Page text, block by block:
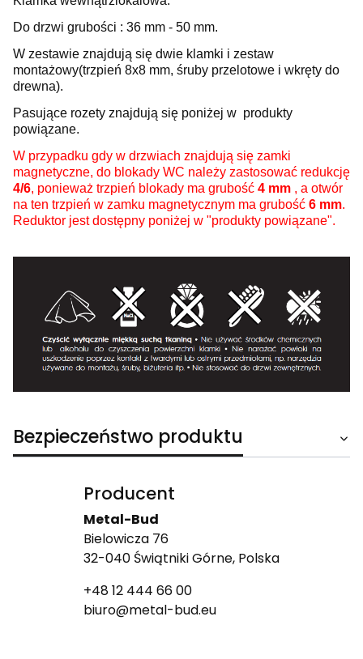
Do drzwi grubości : 36 mm - 50 mm.
W zestawie znajdują się dwie klamki i zestaw
montażowy(trzpień 8x8 mm, śruby przelotowe i wkręty do
drewna).
Pasujące rozety znajdują się poniżej w produkty
powiązane.
W przypadku gdy w drzwiach znajdują się zamki
magnetyczne, do blokady WC należy zastosować redukcję
4/6, ponieważ trzpień blokady ma grubość 4 mm , a otwór
na ten trzpień w zamku magnetycznym ma grubość 6 mm.
Reduktor jest dostępny poniżej w "produkty powiązane".
Bezpieczeństwo produktu
Producent
Metal-Bud
Bielowicza 76
32-040 Świątniki Górne, Polska
+48 12 444 66 00
biuro@metal-bud.eu